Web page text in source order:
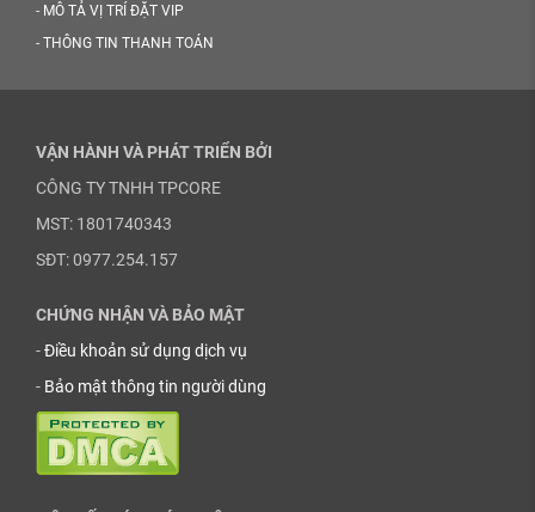
- MÔ TẢ VỊ TRÍ ĐẶT VIP
- THÔNG TIN THANH TOÁN
VẬN HÀNH VÀ PHÁT TRIỂN BỞI
CÔNG TY TNHH TPCORE
MST: 1801740343
SĐT: 0977.254.157
CHỨNG NHẬN VÀ BẢO MẬT
-Điều khoản sử dụng dịch vụ
- Bảo mật thông tin người dùng